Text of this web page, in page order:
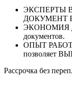
ЭКСПЕРТЫ В
ДОКУМЕНТ
ЭКОНОМИЯ ДО
документов.
ОПЫТ РАБОТЫ
позволяет
Рассрочка без